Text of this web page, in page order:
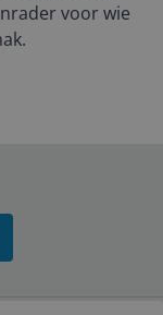
voor wie